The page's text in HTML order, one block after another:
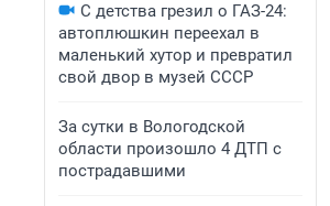
С детства грезил о ГАЗ-24:
автоплюшкин переехал в
маленький хутор и превратил
свой двор в музей СССР
За сутки в Вологодской
области произошло 4 ДТП с
пострадавшими